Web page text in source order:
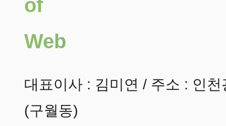
대표이사 : 김미연 / 주소 : 인
(구월동)